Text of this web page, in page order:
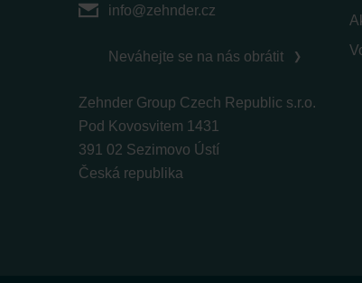
info@zehnder.cz
Neváhejte se na nás obrátit
Zehnder Group Czech Republic s.r.o.
Pod Kovosvitem 1431
391 02 Sezimovo Ústí
Česká republika